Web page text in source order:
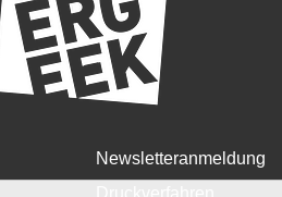
Newsletteranmeldung